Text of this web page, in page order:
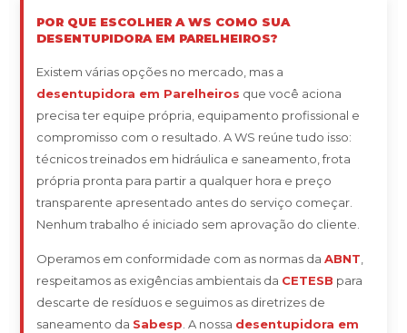
POR QUE ESCOLHER A WS COMO SUA
DESENTUPIDORA EM PARELHEIROS?
Existem várias opções no mercado, mas a
desentupidora em Parelheiros que você aciona
precisa ter equipe própria, equipamento profissional e
compromisso com o resultado. A WS reúne tudo isso:
técnicos treinados em hidráulica e saneamento, frota
própria pronta para partir a qualquer hora e preço
transparente apresentado antes do serviço começar.
Nenhum trabalho é iniciado sem aprovação do cliente.
Operamos em conformidade com as normas da ABNT,
respeitamos as exigências ambientais da CETESB para
descarte de resíduos e seguimos as diretrizes de
saneamento da Sabesp. A nossa desentupidora em